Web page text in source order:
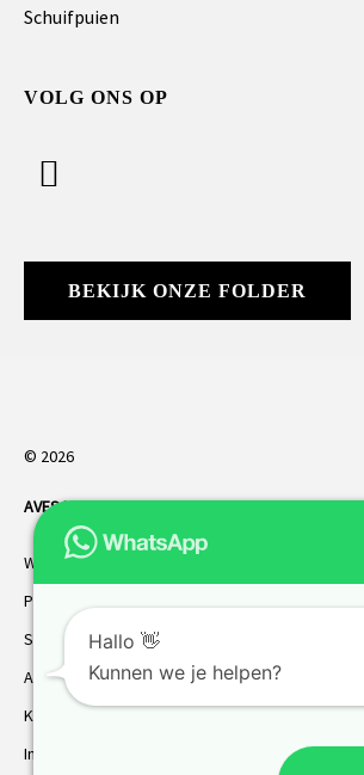
Schuifpuien
VOLG ONS OP
BEKIJK ONZE FOLDER
© 2026
AVES HORREN. Alle rechten voorbehouden.
Webdesign Vanoo Media
Privacybeleid
Sitemap
AVES garantie
Klantenservice
Inmeten
Hallo 👋
Kunnen we je helpen?